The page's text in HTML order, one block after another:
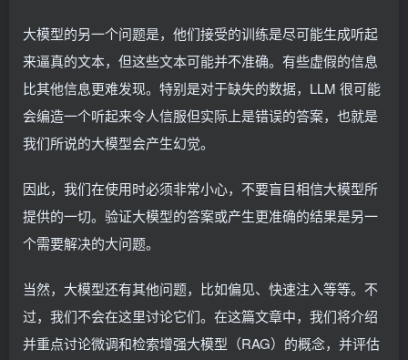
大模型的另一个问题是，他们接受的训练是尽可能生成听起
来逼真的文本，但这些文本可能并不准确。有些虚假的信息
比其他信息更难发现。特别是对于缺失的数据，LLM 很可能
会编造一个听起来令人信服但实际上是错误的答案，也就是
我们所说的大模型会产生幻觉。
因此，我们在使用时必须非常小心，不要盲目相信大模型所
提供的一切。验证大模型的答案或产生更准确的结果是另一
个需要解决的大问题。
当然，大模型还有其他问题，比如偏见、快速注入等等。不
过，我们不会在这里讨论它们。在这篇文章中，我们将介绍
并重点讨论微调和检索增强大模型（RAG）的概念，并评估